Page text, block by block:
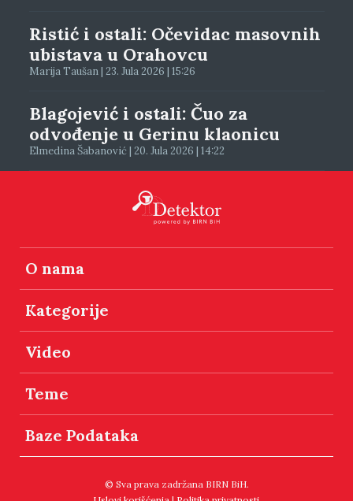
Ristić i ostali: Očevidac masovnih
ubistava u Orahovcu
Marija Taušan | 23. Jula 2026 | 15:26
Blagojević i ostali: Čuo za
odvođenje u Gerinu klaonicu
Elmedina Šabanović | 20. Jula 2026 | 14:22
O nama
Kategorije
Video
Teme
Baze Podataka
© Sva prava zadržana BIRN BiH.